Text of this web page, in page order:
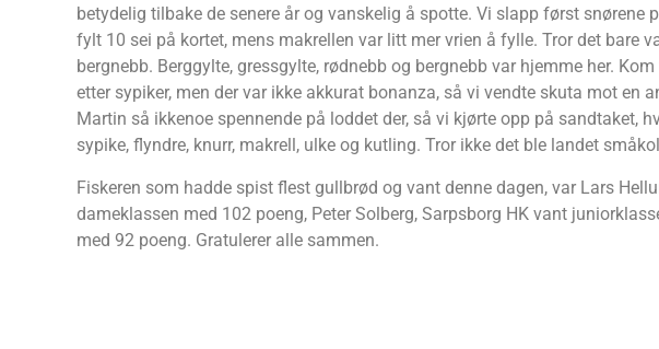
betydelig tilbake de senere år og vanskelig å spotte. Vi slapp først
fylt 10 sei på kortet, mens makrellen var litt mer vrien å fylle. Tror det bare
bergnebb. Berggylte, gressgylte, rødnebb og bergnebb var hjemme her.
etter sypiker, men der var ikke akkurat bonanza, så vi vendte skuta mot
Martin så ikkenoe spennende på loddet der, så vi kjørte opp på
sypike, flyndre, knurr, makrell, ulke og kutling. Tror ikke det ble landet
Fiskeren som hadde spist flest gullbrød og vant denne dagen, var Lars
dameklassen med 102 poeng, Peter Solberg, Sarpsborg HK vant
med 92 poeng. Gratulerer alle sammen.